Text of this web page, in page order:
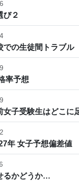
び２
での生徒間トラブル
率予想
女子受験生はどこに
年 女子予想偏差値
るかどうか…